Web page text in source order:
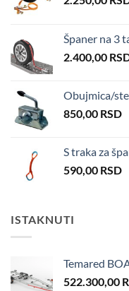
Španer na 3
2.400,00
Obujmica/
850,00 RSD
S traka za
590,00 RSD
ISTAKNUTI
Temared
522.300,00